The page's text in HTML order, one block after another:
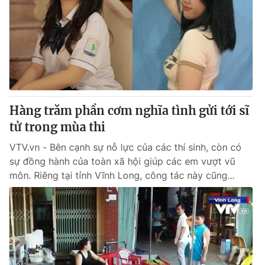
Tin tức
Thế giới đó đây
Câu chuyện quốc tế
Kinh tế
Tài chính
Thị trường
Góc doanh nghiệp
Dữ liệu và đời sống
Truyền hình
Phim VTV
Hậu trường
Nhân vật
Khán giả
Giải sao mai
Giải trí
Điện ảnh
Âm nhạc
Sao
Đời sống
Du lịch
Làm đẹp
Chất lượng cuộc sống
Giáo dục
Tuyển sinh
Học trực tuyến
Công nghệ
Hitech Công nghệ tương lai
Hàng trăm phần cơm nghĩa tình gửi tới sĩ
tử trong mùa thi
VTV.vn - Bên cạnh sự nỗ lực của các thí sinh, còn có
sự đồng hành của toàn xã hội giúp các em vượt vũ
môn. Riêng tại tỉnh Vĩnh Long, công tác này cũng...